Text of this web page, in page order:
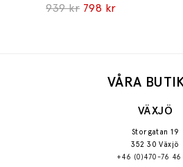
939 kr 798 kr
VÅRA
VÄXJÖ
Storgatan 19
352 30 Växjö
+46 (0)470-76